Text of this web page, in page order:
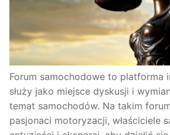
Forum samochodowe to platforma
służy jako miejsce dyskusji i
temat samochodów. Na takim
pasjonaci motoryzacji, właściciele